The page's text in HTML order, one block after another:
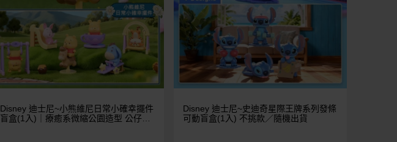
Disney 迪士尼~小熊維尼日常小確幸擺件
盲盒(1入)｜療癒系微縮公園造型 公仔盒
Disney 迪士尼~史迪奇星際王牌系列發條
可動盲盒(1入) 不挑款／隨機出貨